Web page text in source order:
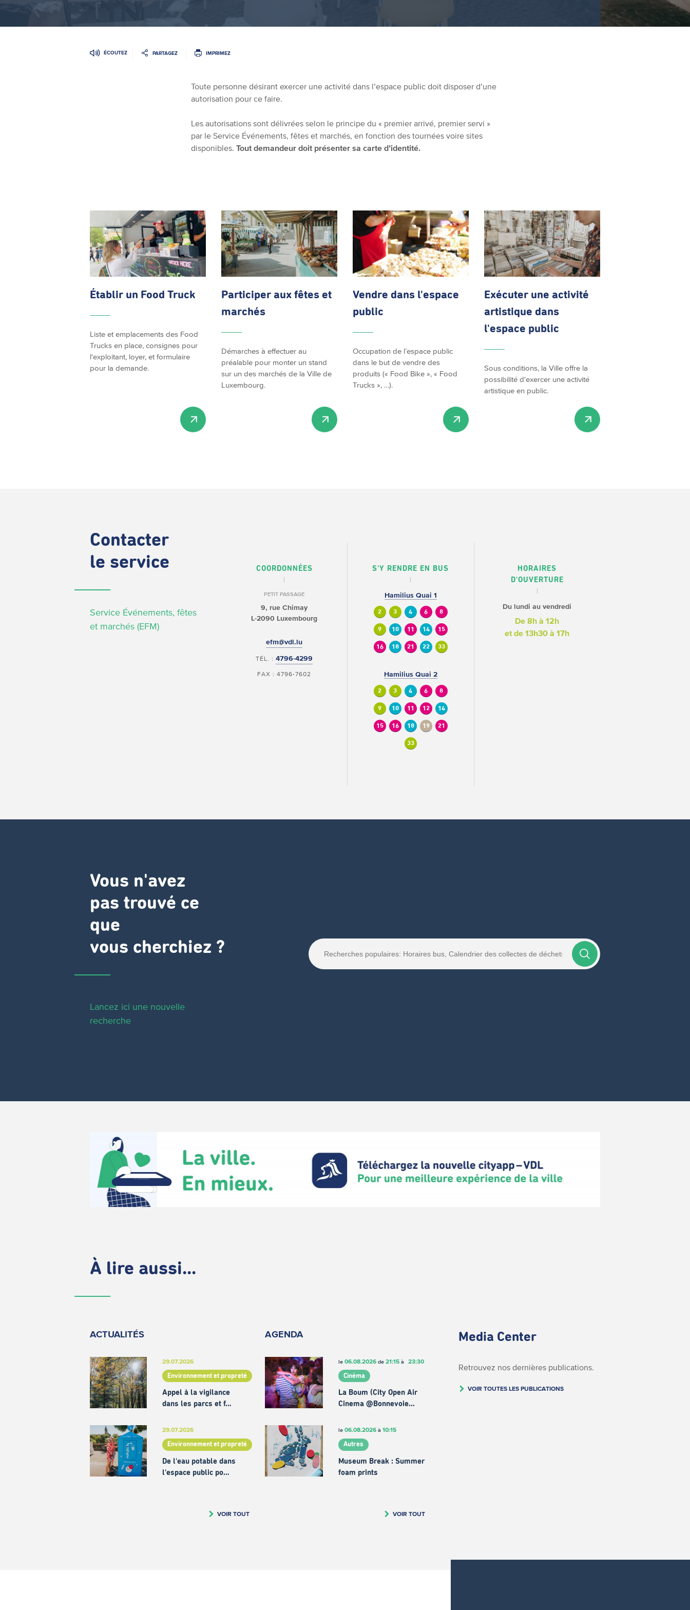
ÉCOUTEZ PARTAGEZ IMPRIMEZ
Toute personne désirant exercer une activité dans l’espace public doit disposer d’une
autorisation pour ce faire.
Les autorisations sont délivrées selon le principe du « premier arrivé, premier servi »
par le Service Événements, fêtes et marchés, en fonction des tournées voire sites
disponibles. Tout demandeur doit présenter sa carte d’identité.
Établir un Food Truck
Liste et emplacements des Food
Trucks en place, consignes pour
l'exploitant, loyer, et formulaire
pour la demande.
Participer aux fêtes et
marchés
Démarches à effectuer au
préalable pour monter un stand
sur un des marchés de la Ville de
Luxembourg.
Vendre dans l'espace
public
Occupation de l’espace public
dans le but de vendre des
produits (« Food Bike », « Food
Trucks », …).
Exécuter une activité
artistique dans
l'espace public
Sous conditions, la Ville offre la
possibilité d'exercer une activité
artistique en public.
Contacter
le service
Service Événements, fêtes
et marchés (EFM)
COORDONNÉES
PETIT PASSAGE
9, rue Chimay
L-2090 Luxembourg
efm@vdl.lu
TÉL. :4796-4299
FAX : 4796-7602
S'Y RENDRE EN BUS
Hamilius Quai 1
2 3 4 6 8
9 10 11 14 15
16 18 21 22 33
Hamilius Quai 2
2 3 4 6 8
9 10 11 12 14
15 16 18 19 21
33
HORAIRES
D'OUVERTURE
Du lundi au vendredi
De 8h à 12h
et de 13h30 à 17h
Vous n'avez
pas trouvé ce
que
vous cherchiez ?
Lancez ici une nouvelle
recherche
À lire aussi...
ACTUALITÉS
29.07.2026
Environnement et propreté
Appel à la vigilance
dans les parcs et f…
29.07.2026
Environnement et propreté
De l'eau potable dans
l'espace public po…
VOIR TOUT
AGENDA
le 06.08.2026de 21:15à 23:30
Cinéma
La Boum (City Open Air
Cinema @Bonnevoie…
le 06.08.2026à 10:15
Autres
Museum Break : Summer
foam prints
VOIR TOUT
Media Center
Retrouvez nos dernières publications.
VOIR TOUTES LES PUBLICATIONS